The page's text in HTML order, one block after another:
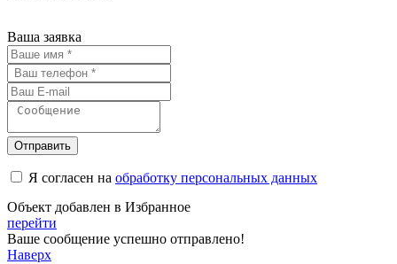
Ваша заявка
Отправить
Я согласен на обработку персональных данных
Объект добавлен в Избранное
перейти
Ваше сообщение успешно отправлено!
Наверх